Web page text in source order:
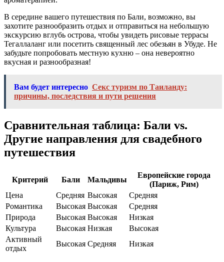
В середине вашего путешествия по Бали, возможно, вы
захотите разнообразить отдых и отправиться на небольшую
экскурсию вглубь острова, чтобы увидеть рисовые террасы
Тегаллаланг или посетить священный лес обезьян в Убуде. Не
забудьте попробовать местную кухню – она невероятно
вкусная и разнообразная!
Вам будет интересно Секс туризм по Таиланду:
причины, последствия и пути решения
Сравнительная таблица: Бали vs.
Другие направления для свадебного
путешествия
Критерий Бали Мальдивы
Европейские города
(Париж, Рим)
Цена
Средняя Высокая
Средняя
Романтика
Высокая Высокая
Средняя
Природа
Высокая Высокая
Низкая
Культура
Высокая Низкая
Высокая
Активный
отдых
Высокая Средняя Низкая